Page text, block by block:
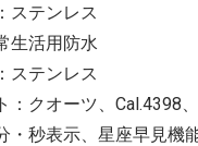
ステンレス
生活用防水
ステンレス
：クオーツ、Cal.4398
・秒表示、星座早見機